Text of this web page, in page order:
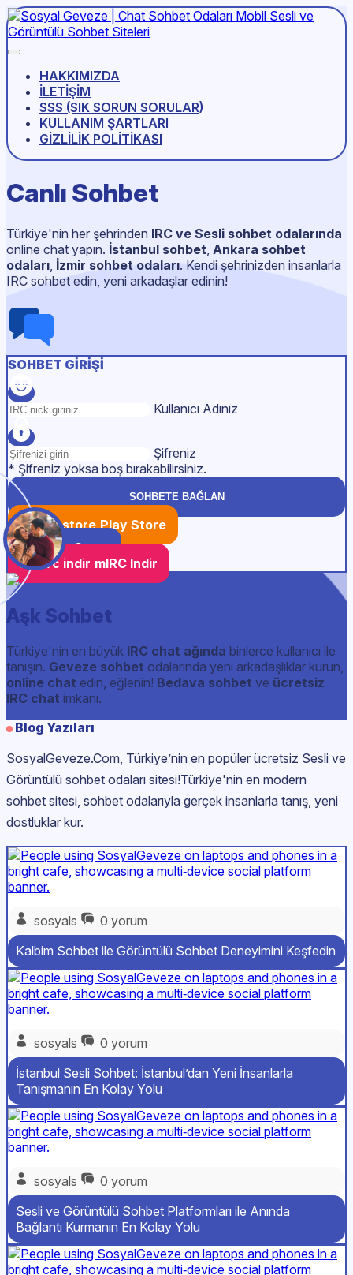
HAKKIMIZDA
İLETIŞIM
SSS (SIK SORUN SORULAR)
KULLANIM ŞARTLARI
GIZLILIK POLITIKASI
Canlı Sohbet
Türkiye'nin her şehrinden IRC ve Sesli sohbet odalarında
online chat yapın. İstanbul sohbet Ankara sohbet
odaları İzmir sohbet odaları. Kendi şehrinizden insanlarla
IRC sohbet edin, yeni arkadaşlar edinin!
SOHBET GIRIŞI
Kullanıcı Adınız
Şifreniz
* Şifreniz yoksa boş bırakabilirsiniz.
SOHBETE BAĞLAN
Play Store
App Store
mIRC Indir
Aşk Sohbet
Türkiye'nin en büyük IRC chat ağında binlerce kullanıcı ile
tanışın. Geveze sohbet odalarında yeni arkadaşlıklar kurun,
online chat edin, eğlenin! Bedava sohbet ve ücretsiz
IRC chat imkanı.
Blog Yazıları
SosyalGeveze.Com, Türkiye’nin en popüler ücretsiz Sesli ve
Görüntülü sohbet odaları sitesi!Türkiye'nin en modern
sohbet sitesi, sohbet odalarıyla gerçek insanlarla tanış, yeni
dostluklar kur.
sosyals
0 yorum
Kalbim Sohbet ile Görüntülü Sohbet Deneyimini Keşfedin
sosyals
0 yorum
İstanbul Sesli Sohbet: İstanbul’dan Yeni İnsanlarla
Tanışmanın En Kolay Yolu
sosyals
0 yorum
Sesli ve Görüntülü Sohbet Platformları ile Anında
Bağlantı Kurmanın En Kolay Yolu